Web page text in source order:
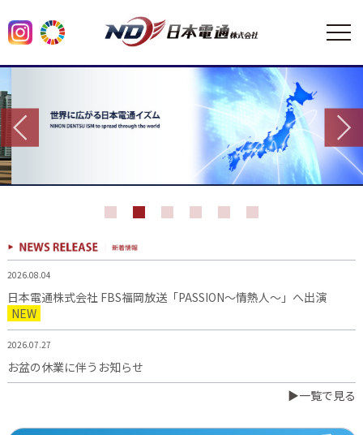
2026.08.04
日本電通株式会社 FBS福岡放送「PASSION～情熱人～」へ出演
NEW
2026.07.27
お盆の休業に伴うお知らせ
▶一覧で見る